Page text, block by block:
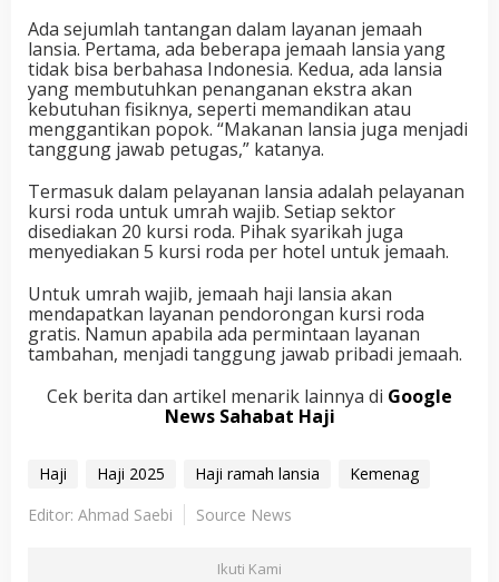
Ada sejumlah tantangan dalam layanan jemaah
lansia. Pertama, ada beberapa jemaah lansia yang
tidak bisa berbahasa Indonesia. Kedua, ada lansia
yang membutuhkan penanganan ekstra akan
kebutuhan fisiknya, seperti memandikan atau
menggantikan popok. “Makanan lansia juga menjadi
tanggung jawab petugas,” katanya.
Termasuk dalam pelayanan lansia adalah pelayanan
kursi roda untuk umrah wajib. Setiap sektor
disediakan 20 kursi roda. Pihak syarikah juga
menyediakan 5 kursi roda per hotel untuk jemaah.
Untuk umrah wajib, jemaah haji lansia akan
mendapatkan layanan pendorongan kursi roda
gratis. Namun apabila ada permintaan layanan
tambahan, menjadi tanggung jawab pribadi jemaah.
Cek berita dan artikel menarik lainnya di Google
News Sahabat Haji
Haji Haji 2025 Haji ramah lansia
Kemenag
Editor: Ahmad Saebi
Source News
Ikuti Kami